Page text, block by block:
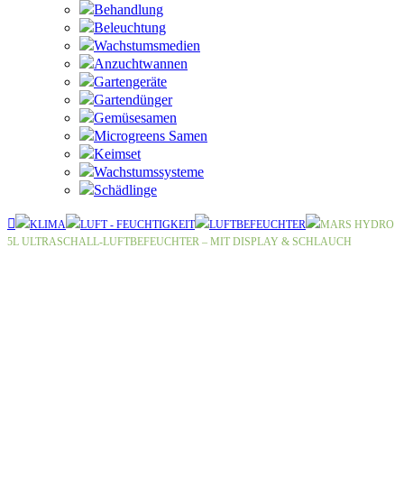
Behandlung
Beleuchtung
Wachstumsmedien
Anzuchtwannen
Gartengeräte
Gartendünger
Gemüsesamen
Microgreens Samen
Keimset
Wachstumssysteme
Schädlinge
KLIMA LUFT - FEUCHTIGKEIT LUFTBEFEUCHTER
MARS HYDRO
5L ULTRASCHALL-LUFTBEFEUCHTER – MIT DISPLAY & SCHLAUCH